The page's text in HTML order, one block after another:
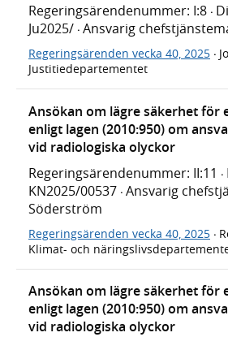
Regeringsärendenummer: I:8 ·
Ju2025/ · Ansvarig
Regeringsärenden vecka 40, 2025 ·
Justitiedepartementet
Ansökan om lägre säkerhet för
enligt lagen (2010:950) om
vid radiologiska olyckor
Regeringsärendenummer: II:11 ·
KN2025/00537 · Ansvarig
Söderström
Regeringsärenden vecka 40, 2025 ·
Klimat- och
Ansökan om lägre säkerhet för
enligt lagen (2010:950) om
vid radiologiska olyckor